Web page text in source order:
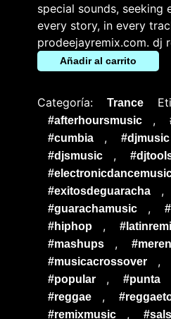
special sounds, seeking
every story, in every
prodeejayremix.com. dj
Añadir al carrito
Categoría: Trance
#afterhoursmusic ,
#cumbia , #djmusic
#djsmusic ,
#exitosdeguaracha ,
#guarachamusic ,
#hiphop ,
#mashups ,
#musicacrossover ,
#popular , #punta
#reggae ,
#remixmusic ,